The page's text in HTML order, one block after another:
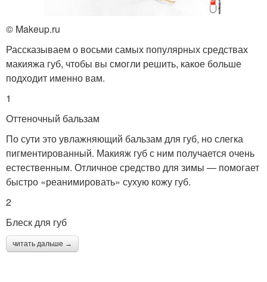
© Makeup.ru
Рассказываем о восьми самых популярных средствах
макияжа губ, чтобы вы смогли решить, какое больше
подходит именно вам.
1
Оттеночный бальзам
По сути это увлажняющий бальзам для губ, но слегка
пигментированный. Макияж губ с ним получается очень
естественным. Отличное средство для зимы — помогает
быстро «реанимировать» сухую кожу губ.
2
Блеск для губ
читать дальше →